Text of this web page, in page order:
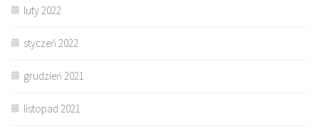
luty 2022
styczeń 2022
grudzień 2021
listopad 2021